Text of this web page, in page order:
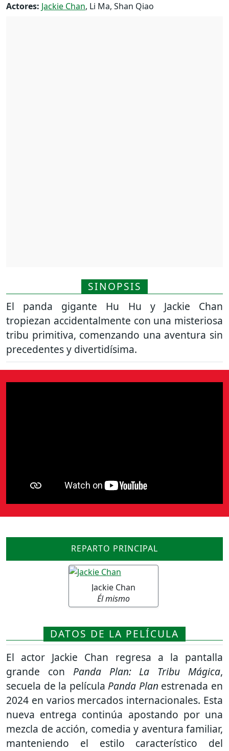
Actores: Jackie Chan, Li Ma, Shan Qiao
SINOPSIS
El panda gigante Hu Hu y Jackie Chan
tropiezan accidentalmente con una misteriosa
tribu primitiva, comenzando una aventura sin
precedentes y divertidísima.
REPARTO PRINCIPAL
Jackie Chan
Él mismo
DATOS DE LA PELÍCULA
El actor Jackie Chan regresa a la pantalla
grande con Panda Plan: La Tribu Mágica,
secuela de la películaPanda Plan estrenada en
2024 en varios mercados internacionales. Esta
nueva entrega continúa apostando por una
mezcla de acción, comedia y aventura familiar,
manteniendo el estilo característico del